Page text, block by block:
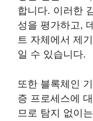
합니다. 이러한
성을 평가하고,
트 자체에서 제
일 수 있습니다.
또한 블록체인
증 프로세스에
므로 탐지 없이